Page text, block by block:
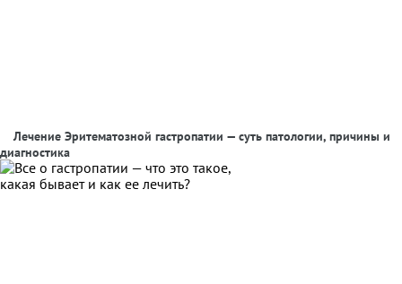
Лечение Эритематозной гастропатии — суть патологии, причины и
диагностика